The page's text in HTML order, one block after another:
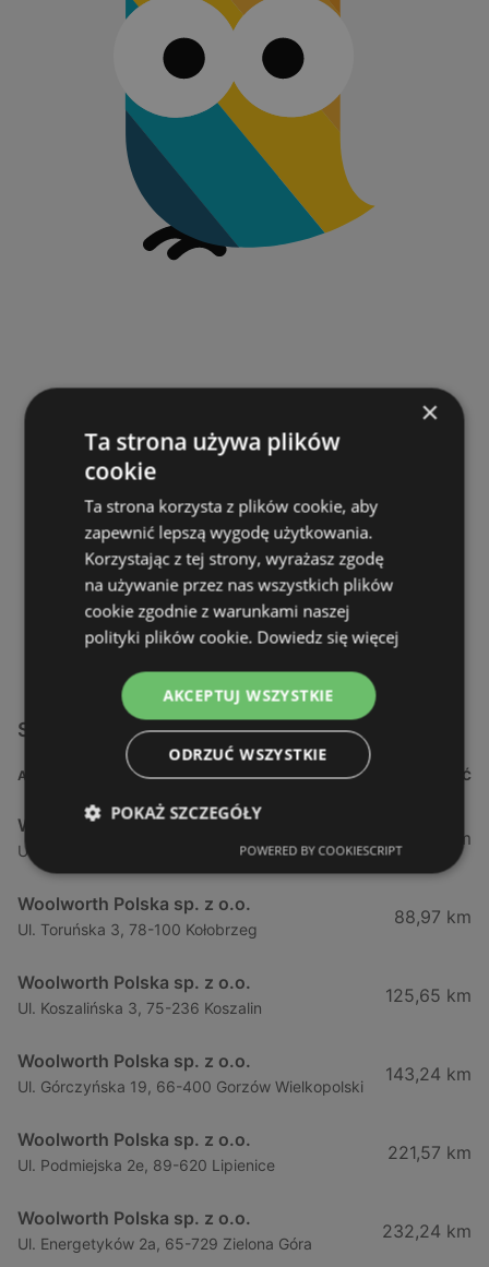
Sklepy Woolworth Polska sp. z o.o. w pobliżu
ADRES ODLEGŁOŚĆ
Woolworth Polska sp. z o.o.
Ul. Stargardzka 1a, 73-100 Lipnik
77,47 km
Woolworth Polska sp. z o.o.
Ul. Toruńska 3, 78-100 Kołobrzeg
88,97 km
Woolworth Polska sp. z o.o.
Ul. Koszalińska 3, 75-236 Koszalin
125,65 km
Woolworth Polska sp. z o.o.
Ul. Górczyńska 19, 66-400 Gorzów Wielkopolski
143,24 km
Woolworth Polska sp. z o.o.
Ul. Podmiejska 2e, 89-620 Lipienice
221,57 km
Woolworth Polska sp. z o.o.
Ul. Energetyków 2a, 65-729 Zielona Góra
232,24 km
×
Ta strona używa plików
cookie
Ta strona korzysta z plików cookie, aby
zapewnić lepszą wygodę użytkowania.
Korzystając z tej strony, wyrażasz zgodę
na używanie przez nas wszystkich plików
cookie zgodnie z warunkami naszej
polityki plików cookie. Dowiedz się więcej
AKCEPTUJ WSZYSTKIE
ODRZUĆ WSZYSTKIE
POKAŻ SZCZEGÓŁY
POWERED BY COOKIESCRIPT